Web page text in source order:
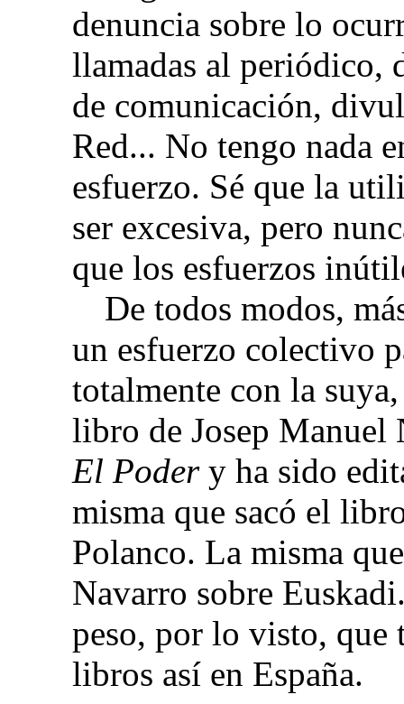
denuncia sobre lo
llamadas al periódico,
de comunicación,
Red... No tengo nada
esfuerzo. Sé que la
ser excesiva, pero
que los esfuerzos
De todos modos,
un esfuerzo colectivo
totalmente con la
libro de Josep Manuel
El Poder y ha sido
misma que sacó el
Polanco. La misma
Navarro sobre
peso, por lo visto, que
libros así en España.